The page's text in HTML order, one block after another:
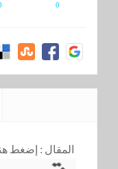
0
المقال : إضغط